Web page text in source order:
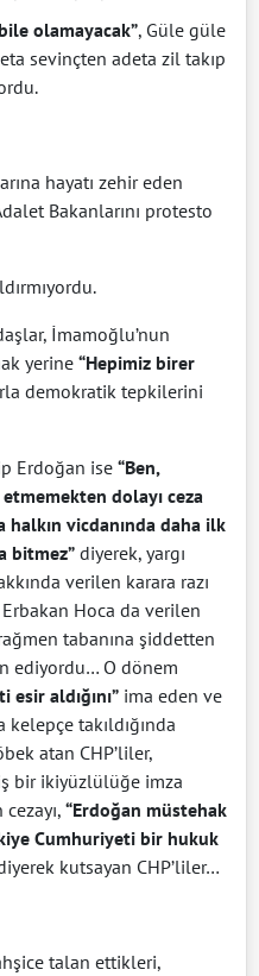
olamayacak”, Güle güle
sevinçten adeta zil takıp
hayatı zehir eden
Bakanlarını protesto
İmamoğlu’nun
yerine “Hepimiz birer
demokratik tepkilerini
Erdoğan ise “Ben,
dolayı ceza
halkın vicdanında daha ilk
bitmez” diyerek, yargı
verilen karara razı
Hoca da verilen
tabanına şiddetten
ediyordu… O dönem
esir aldığını” ima eden ve
takıldığında
atan CHP’liler,
bir ikiyüzlülüğe imza
“Erdoğan müstehak
Cumhuriyeti bir hukuk
kutsayan CHP’liler…
talan ettikleri,